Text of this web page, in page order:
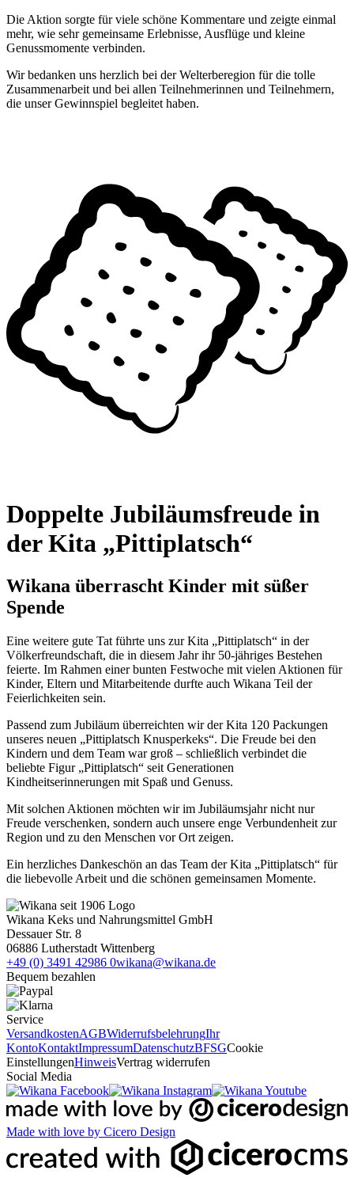
Die Aktion sorgte für viele schöne Kommentare und zeigte einmal
mehr, wie sehr gemeinsame Erlebnisse, Ausflüge und kleine
Genussmomente verbinden.
Wir bedanken uns herzlich bei der Welterberegion für die tolle
Zusammenarbeit und bei allen Teilnehmerinnen und Teilnehmern,
die unser Gewinnspiel begleitet haben.
Doppelte Jubiläumsfreude in
der Kita „Pittiplatsch“
Wikana überrascht Kinder mit süßer
Spende
Eine weitere gute Tat führte uns zur Kita „Pittiplatsch“ in der
Völkerfreundschaft, die in diesem Jahr ihr 50-jähriges Bestehen
feierte. Im Rahmen einer bunten Festwoche mit vielen Aktionen für
Kinder, Eltern und Mitarbeitende durfte auch Wikana Teil der
Feierlichkeiten sein.
Passend zum Jubiläum überreichten wir der Kita 120 Packungen
unseres neuen „Pittiplatsch Knusperkeks“. Die Freude bei den
Kindern und dem Team war groß – schließlich verbindet die
beliebte Figur „Pittiplatsch“ seit Generationen
Kindheitserinnerungen mit Spaß und Genuss.
Mit solchen Aktionen möchten wir im Jubiläumsjahr nicht nur
Freude verschenken, sondern auch unsere enge Verbundenheit zur
Region und zu den Menschen vor Ort zeigen.
Ein herzliches Dankeschön an das Team der Kita „Pittiplatsch“ für
die liebevolle Arbeit und die schönen gemeinsamen Momente.
Wikana Keks und Nahrungsmittel GmbH
Dessauer Str. 8
06886 Lutherstadt Wittenberg
+49 (0) 3491 42986 0wikana@wikana.de
Bequem bezahlen
Service
VersandkostenAGBWiderrufsbelehrungIhr
KontoKontaktImpressumDatenschutzBFSGCookie
EinstellungenHinweisVertrag widerrufen
Social Media
Made with love by Cicero Design